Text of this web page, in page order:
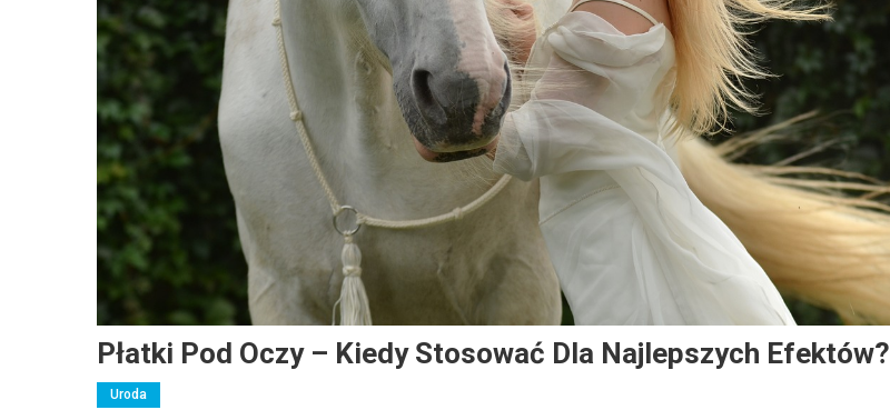
Płatki Pod Oczy – Kiedy Stosować Dla Najlepszych Efektów?
Uroda